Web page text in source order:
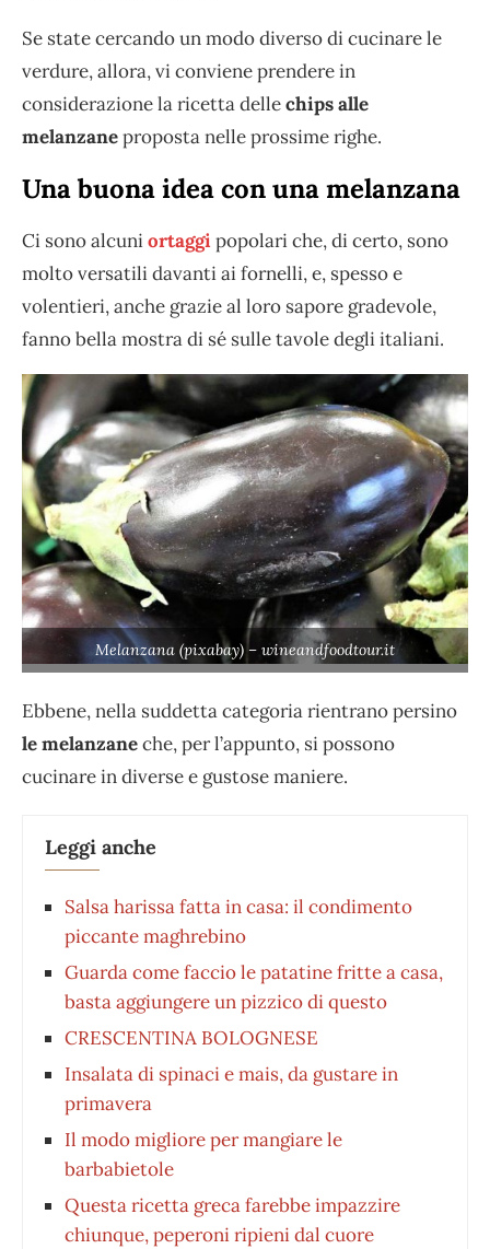
Se state cercando un modo diverso di cucinare le
verdure, allora, vi conviene prendere in
considerazione la ricetta dellechips alle
melanzaneproposta nelle prossime righe.
Una buona idea con una melanzana
Ci sono alcuniortaggipopolari che, di certo, sono
molto versatili davanti ai fornelli, e, spesso e
volentieri, anche grazie al loro sapore gradevole,
fanno bella mostra di sé sulle tavole degli italiani.
Melanzana (pixabay) – wineandfoodtour.it
Ebbene, nella suddetta categoria rientrano persino
le melanzaneche, per l’appunto, si possono
cucinare in diverse e gustose maniere.
Leggi anche
Salsa harissa fatta in casa: il condimento
piccante maghrebino
Guarda come faccio le patatine fritte a casa,
basta aggiungere un pizzico di questo
CRESCENTINA BOLOGNESE
Insalata di spinaci e mais, da gustare in
primavera
Il modo migliore per mangiare le
barbabietole
Questa ricetta greca farebbe impazzire
chiunque, peperoni ripieni dal cuore